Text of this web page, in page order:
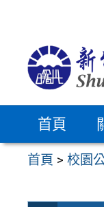
首頁
首頁 >校園